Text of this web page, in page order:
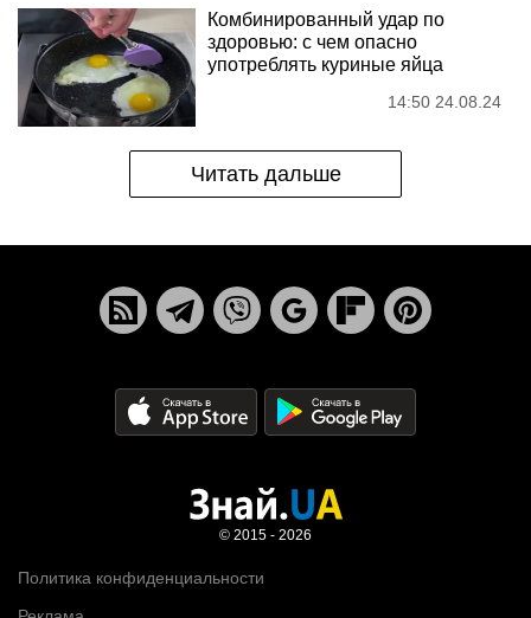
Комбинированный удар по
здоровью: с чем опасно
употреблять куриные яйца
14:50 24.08.24
Читать дальше
Политика конфиденциальности
© 2015 - 2026